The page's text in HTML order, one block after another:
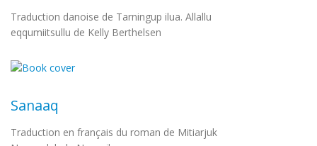
Traduction danoise de Tarningup ilua. Allallu
eqqumiitsullu de Kelly Berthelsen
Sanaaq
Traduction en français du roman de Mitiarjuk